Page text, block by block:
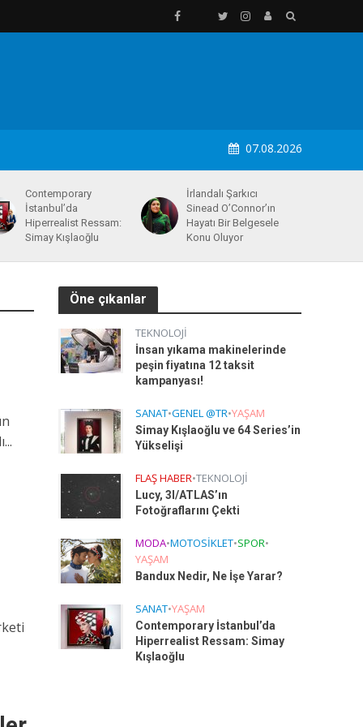
07.08.2026
Contemporary
İstanbul’da
Hiperrealist Ressam:
Simay Kışlaoğlu
İrlandalı Şarkıcı
Sinead O’Connor’ın
Hayatı Bir Belgesele
Konu Oluyor
Öne çıkanlar
TEKNOLOJI
İnsan yıkama makinelerinde
peşin fiyatına 12 taksit
kampanyası!
SANAT•GENEL @TR•YAŞAM
Simay Kışlaoğlu ve 64 Series’in
Yükselişi
FLAŞ HABER•TEKNOLOJI
Lucy, 3I/ATLAS’ın
Fotoğraflarını Çekti
MODA•MOTOSIKLET•SPOR•
YAŞAM
Bandux Nedir, Ne İşe Yarar?
SANAT•YAŞAM
Contemporary İstanbul’da
Hiperrealist Ressam: Simay
Kışlaoğlu